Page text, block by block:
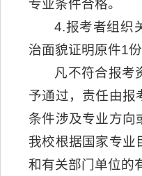
专业条件合格。
4.报考者组织
治面貌证明原件1份
凡不符合报考
予通过，责任由报
条件涉及专业方向
我校根据国家专业
和有关部门单位的